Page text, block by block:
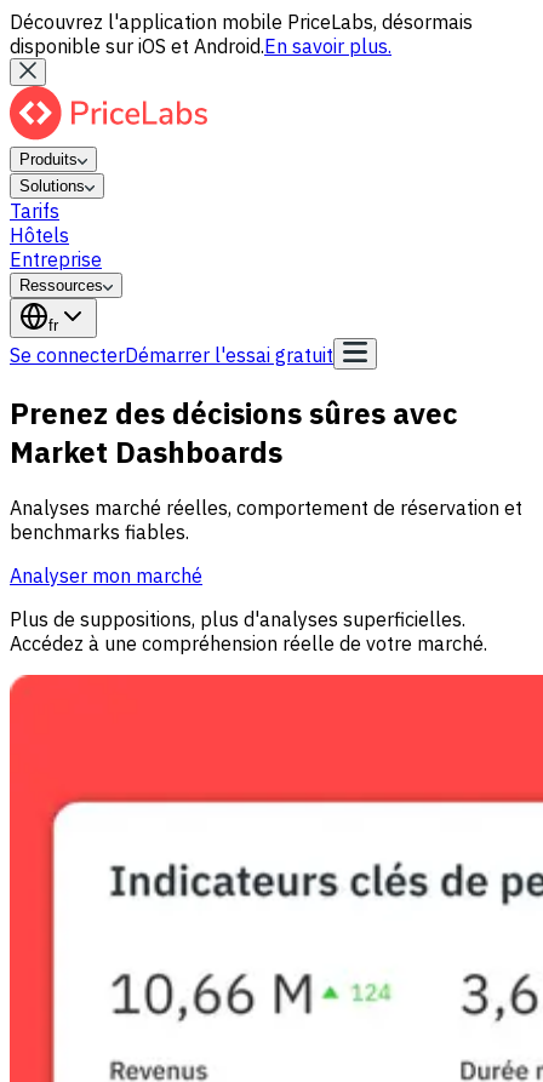
Découvrez l'application mobile PriceLabs, désormais
disponible sur iOS et Android.En savoir plus.
Produits
Solutions
Tarifs
Hôtels
Entreprise
Ressources
fr
Se connecterDémarrer l'essai gratuit
Prenez des décisions sûres avec
Market Dashboards
Analyses marché réelles, comportement de réservation et
benchmarks fiables.
Analyser mon marché
Plus de suppositions, plus d'analyses superficielles.
Accédez à une compréhension réelle de votre marché.